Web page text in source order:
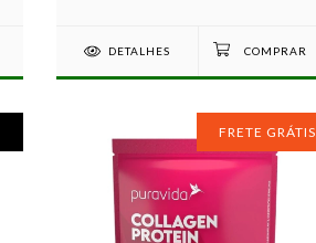
DETALHES
FRETE GRÁTIS